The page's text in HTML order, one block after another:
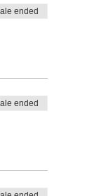
ended
ended